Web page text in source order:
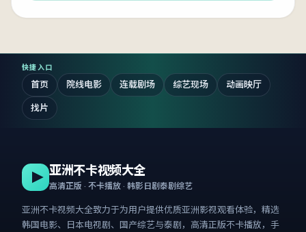
快捷入口
首页 院线电影 连载剧场 综艺现场
动画映厅
找片
亚洲不卡视频大全
高清正版 · 不卡播放 · 韩影日剧泰剧综艺
亚洲不卡视频大全致力于为用户提供优质亚洲影视观看体验，精选
韩国电影、日本电视剧、国产综艺与泰剧，高清正版不卡播放，手